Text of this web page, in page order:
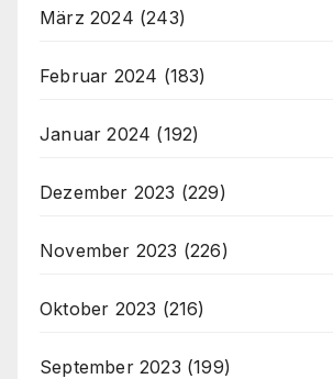
März 2024 (243)
Februar 2024 (183)
Januar 2024 (192)
Dezember 2023 (229)
November 2023 (226)
Oktober 2023 (216)
September 2023 (199)